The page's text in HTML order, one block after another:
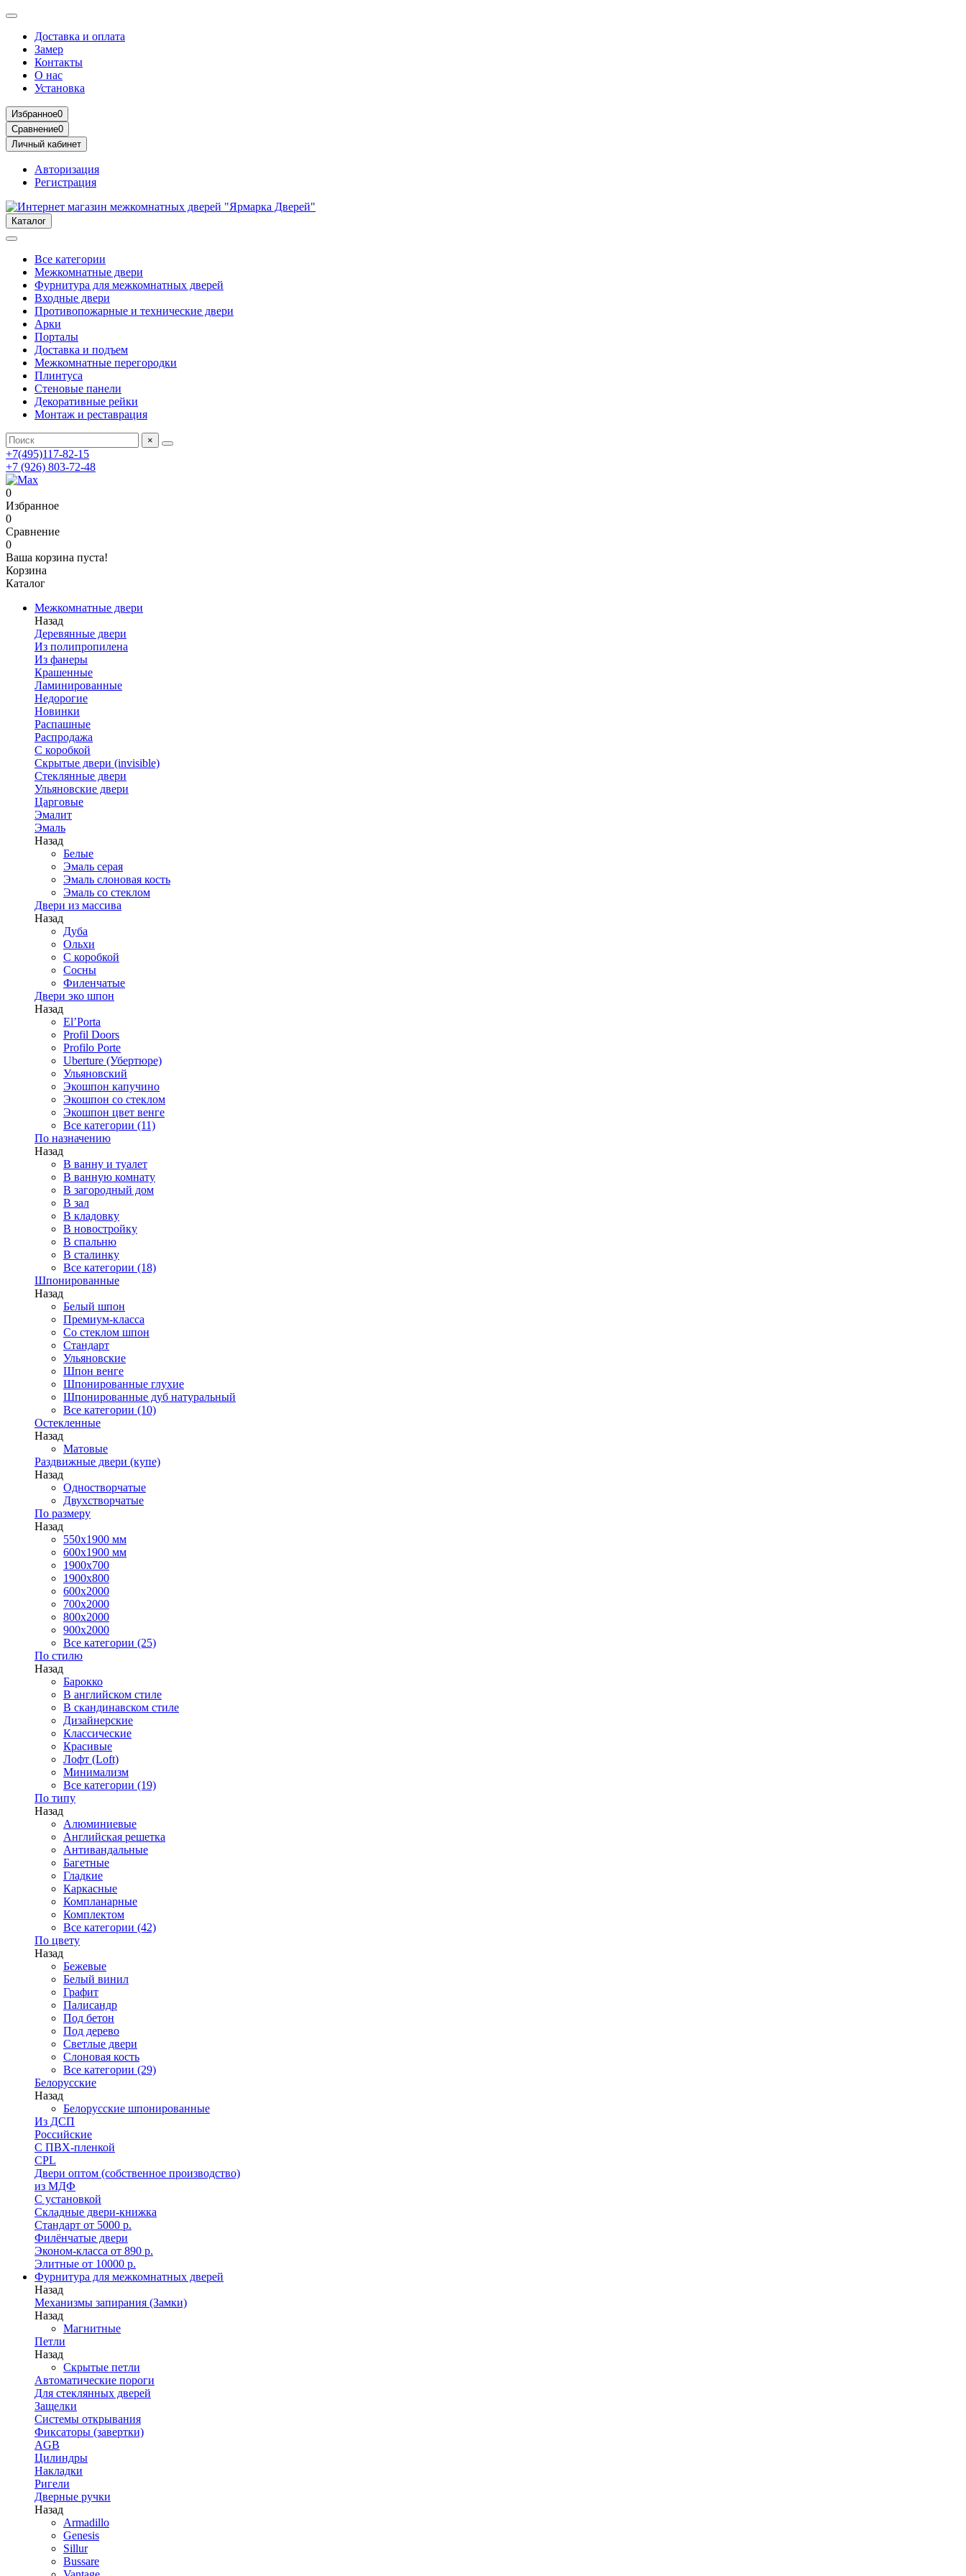
Доставка и оплата
Замер
Контакты
О нас
Установка
Избранное0
Сравнение0
Личный кабинет
Авторизация
Регистрация
Каталог
Все категории
Межкомнатные двери
Фурнитура для межкомнатных дверей
Входные двери
Противопожарные и технические двери
Арки
Порталы
Доставка и подъем
Межкомнатные перегородки
Плинтуса
Стеновые панели
Декоративные рейки
Монтаж и реставрация
×
+7(495)117-82-15
+7 (926) 803-72-48
0
Избранное
0
Сравнение
0
Ваша корзина пуста!
Корзина
Каталог
Межкомнатные двери
Назад
Деревянные двери
Из полипропилена
Из фанеры
Крашенные
Ламинированные
Недорогие
Новинки
Распашные
Распродажа
С коробкой
Скрытые двери (invisible)
Стеклянные двери
Ульяновские двери
Царговые
Эмалит
Эмаль
Назад
Белые
Эмаль серая
Эмаль слоновая кость
Эмаль со стеклом
Двери из массива
Назад
Дуба
Ольхи
С коробкой
Сосны
Филенчатые
Двери эко шпон
Назад
El’Porta
Profil Doors
Profilo Porte
Uberture (Убертюре)
Ульяновский
Экошпон капучино
Экошпон со стеклом
Экошпон цвет венге
Все категории (11)
По назначению
Назад
В ванну и туалет
В ванную комнату
В загородный дом
В зал
В кладовку
В новостройку
В спальню
В сталинку
Все категории (18)
Шпонированные
Назад
Белый шпон
Премиум-класса
Со стеклом шпон
Стандарт
Ульяновские
Шпон венге
Шпонированные глухие
Шпонированные дуб натуральный
Все категории (10)
Остекленные
Назад
Матовые
Раздвижные двери (купе)
Назад
Одностворчатые
Двухстворчатые
По размеру
Назад
550x1900 мм
600x1900 мм
1900х700
1900х800
600x2000
700x2000
800x2000
900x2000
Все категории (25)
По стилю
Назад
Барокко
В английском стиле
В скандинавском стиле
Дизайнерские
Классические
Красивые
Лофт (Loft)
Минимализм
Все категории (19)
По типу
Назад
Алюминиевые
Английская решетка
Антивандальные
Багетные
Гладкие
Каркасные
Компланарные
Комплектом
Все категории (42)
По цвету
Назад
Бежевые
Белый винил
Графит
Палисандр
Под бетон
Под дерево
Светлые двери
Слоновая кость
Все категории (29)
Белорусские
Назад
Белорусские шпонированные
Из ДСП
Российские
C ПВХ-пленкой
CPL
Двери оптом (собственное производство)
из МДФ
С установкой
Складные двери-книжка
Стандарт от 5000 р.
Филёнчатые двери
Эконом-класса от 890 р.
Элитные от 10000 р.
Фурнитура для межкомнатных дверей
Назад
Механизмы запирания (Замки)
Назад
Магнитные
Петли
Назад
Скрытые петли
Автоматические пороги
Для стеклянных дверей
Защелки
Системы открывания
Фиксаторы (завертки)
AGB
Цилиндры
Накладки
Ригели
Дверные ручки
Назад
Armadillo
Genesis
Sillur
Bussare